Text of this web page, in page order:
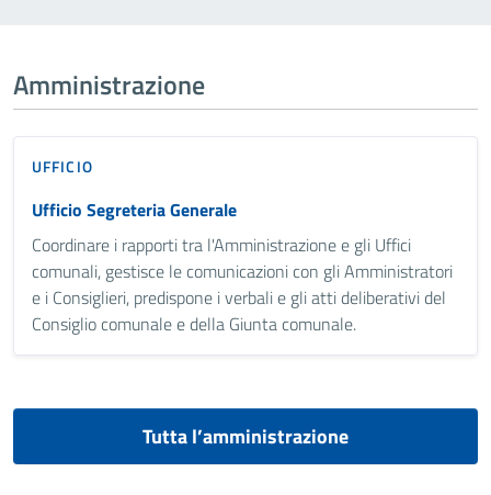
Amministrazione
UFFICIO
Ufficio Segreteria Generale
Coordinare i rapporti tra l'Amministrazione e gli Uffici
comunali, gestisce le comunicazioni con gli Amministratori
e i Consiglieri, predispone i verbali e gli atti deliberativi del
Consiglio comunale e della Giunta comunale.
Tutta l’amministrazione